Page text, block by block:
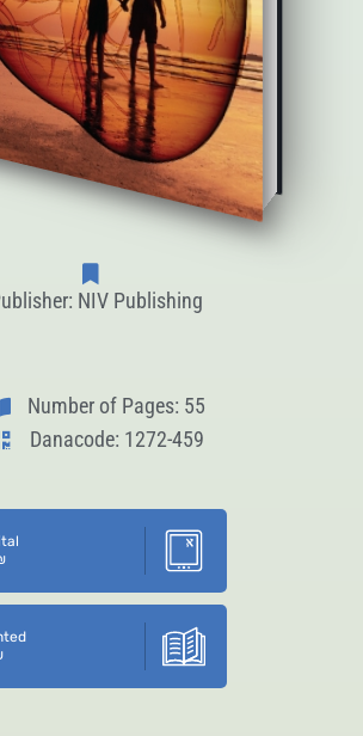
NIV Publishing
Number of Pages: 55
Danacode: 1272-459